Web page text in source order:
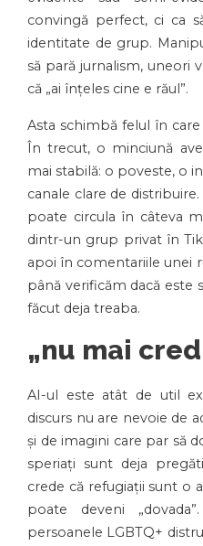
convingă perfect, ci ca
identitate de grup.
să pară jurnalism, uneori
că „ai înțeles cine e răul”.
Asta schimbă felul în
În trecut, o minciună
mai stabilă: o poveste, o
canale clare de
poate circula în câteva
dintr-un grup privat în
apoi în comentariile unei
până verificăm dacă este
făcut deja treaba.
„nu mai
AI-ul este atât de util
discurs nu are nevoie de
și de imagini care par să
speriați sunt deja
crede că refugiații sunt o
poate deveni
persoanele LGBTQ+